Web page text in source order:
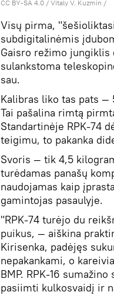
CC BY-SA 4.0 / Vitaly V. Kuzmin /
Visų pirma,
subdigitalinėmis
Gaisro režimo
sulankstoma
sau.
Kalibras liko tas pats —
Tai pašalina rimtą
Standartinėje RPK-74
teigimu, to pakanka
Svoris — tik 4,5
turėdamas panašų
naudojamas kaip
gamintojas pasaulyje.
"RPK-74 turėjo du
puikus, — aiškina
Kirisenka, padėjęs
nepakankami, o
BMP. RPK-16
pasiimti kulkosvaidį ir